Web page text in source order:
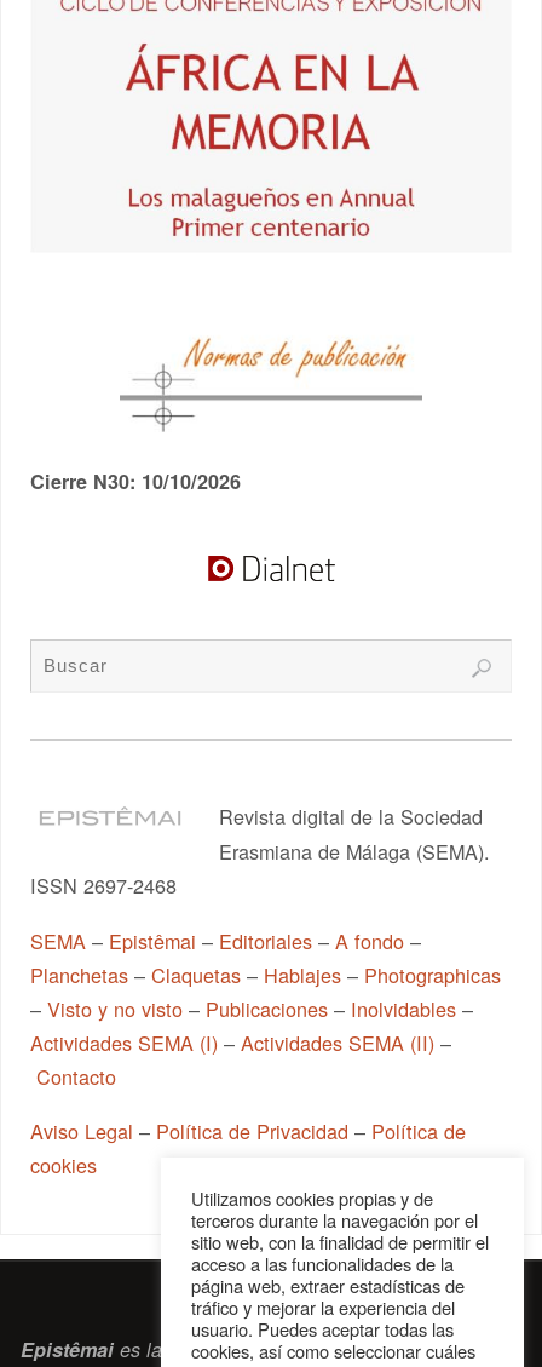
Cierre N30: 10/10/2026
Revista digital de la Sociedad
Erasmiana de Málaga (SEMA).
ISSN 2697-2468
SEMA – Epistêmai – Editoriales –A fondo –
Planchetas –Claquetas – Hablajes – Photographicas
–Visto y no visto – Publicaciones – Inolvidables –
Actividades SEMA (I) –Actividades SEMA (II) –
Contacto
Aviso Legal – Política de Privacidad – Política de
cookies
Epistêmaies la revista digital de la Sociedad Erasmiana
Utilizamos cookies propias y de
terceros durante la navegación por el
sitio web, con la finalidad de permitir el
acceso a las funcionalidades de la
página web, extraer estadísticas de
tráfico y mejorar la experiencia del
usuario. Puedes aceptar todas las
cookies, así como seleccionar cuáles